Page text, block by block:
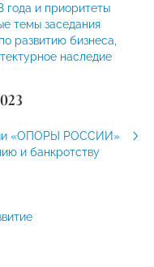
года и приоритеты
темы заседания
бизнеса,
наследие
«ОПОРЫ РОССИИ»
и банкротству